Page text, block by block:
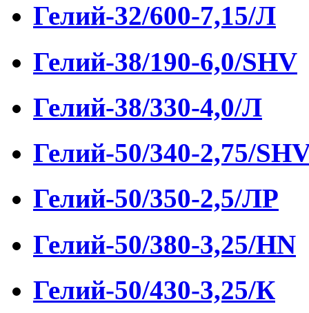
Гелий-32/600-7,15/Л
Гелий-38/190-6,0/SHV
Гелий-38/330-4,0/Л
Гелий-50/340-2,75/
Гелий-50/350-2,5/ЛР
Гелий-50/380-3,25/HN
Гелий-50/430-3,25/К